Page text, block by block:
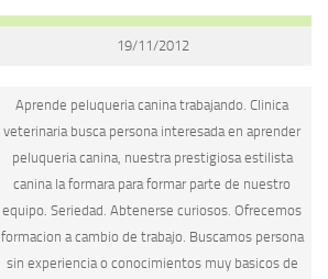
19/11/2012
Aprende peluqueria canina trabajando. Clinica
veterinaria busca persona interesada en aprender
peluqueria canina, nuestra prestigiosa estilista
canina la formara para formar parte de nuestro
equipo. Seriedad. Abtenerse curiosos. Ofrecemos
formacion a cambio de trabajo. Buscamos persona
sin experiencia o conocimientos muy basicos de